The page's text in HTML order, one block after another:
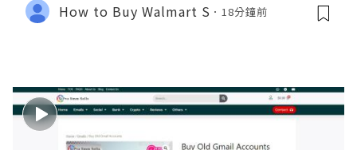
How to Buy Walmart S 18分鐘前